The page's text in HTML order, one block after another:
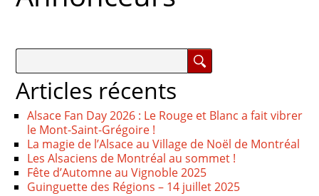
Articles récents
Alsace Fan Day 2026 : Le Rouge et Blanc a fait vibrer
le Mont-Saint-Grégoire !
La magie de l’Alsace au Village de Noël de Montréal
Les Alsaciens de Montréal au sommet !
Fête d’Automne au Vignoble 2025
Guinguette des Régions – 14 juillet 2025